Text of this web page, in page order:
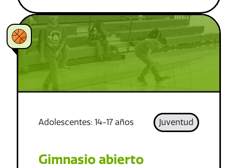
Adolescentes: 14-17 años Juventud
Gimnasio abierto